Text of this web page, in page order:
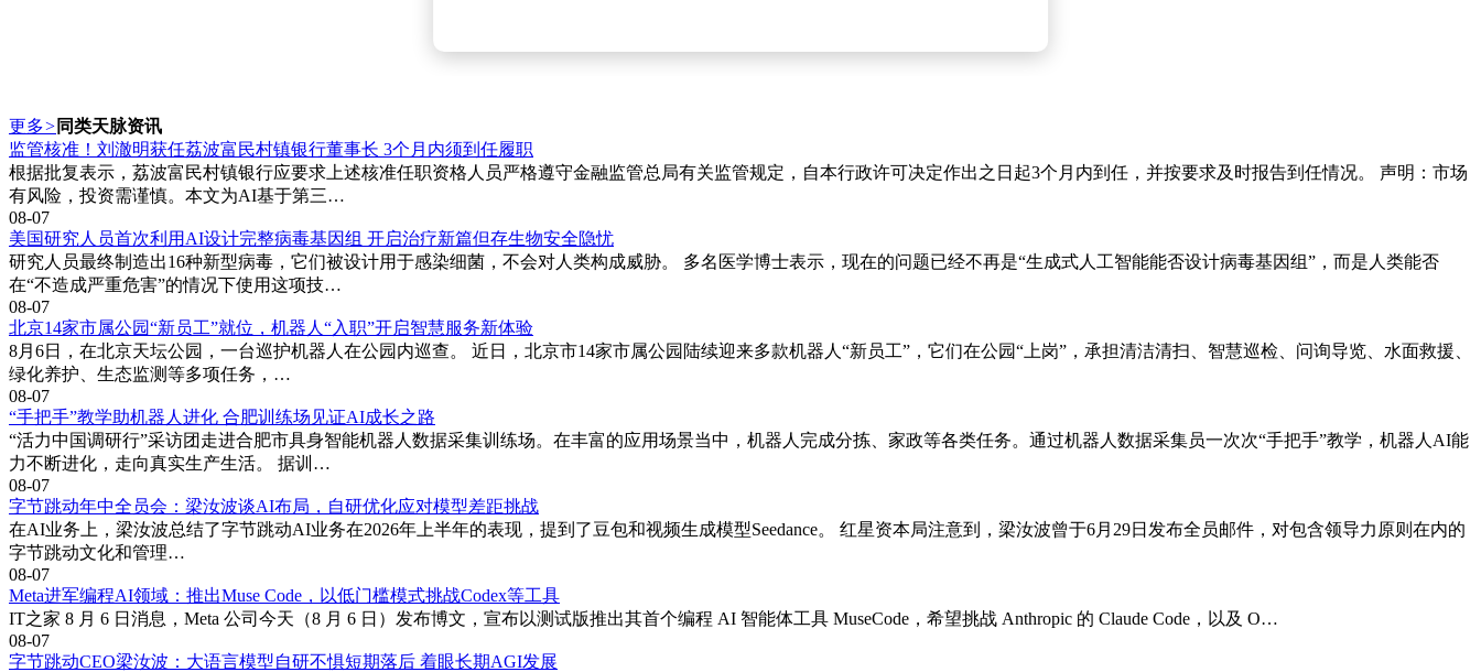
更多> 同类天脉资讯
监管核准！刘澈明获任荔波富民村镇银行董事长 3个月内须到任履职
根据批复表示，荔波富民村镇银行应要求上述核准任职资格人员严格遵守金融监管总局有关监管规定，自本行政许可决定作出之日起3个月内到任，并按要求及时报告到任情况。 声明：市场
有风险，投资需谨慎。本文为AI基于第三…
08-07
美国研究人员首次利用AI设计完整病毒基因组 开启治疗新篇但存生物安全隐忧
研究人员最终制造出16种新型病毒，它们被设计用于感染细菌，不会对人类构成威胁。 多名医学博士表示，现在的问题已经不再是“生成式人工智能能否设计病毒基因组”，而是人类能否
在“不造成严重危害”的情况下使用这项技…
08-07
北京14家市属公园“新员工”就位，机器人“入职”开启智慧服务新体验
8月6日，在北京天坛公园，一台巡护机器人在公园内巡查。 近日，北京市14家市属公园陆续迎来多款机器人“新员工”，它们在公园“上岗”，承担清洁清扫、智慧巡检、问询导览、水面救援、
绿化养护、生态监测等多项任务，…
08-07
“手把手”教学助机器人进化 合肥训练场见证AI成长之路
“活力中国调研行”采访团走进合肥市具身智能机器人数据采集训练场。在丰富的应用场景当中，机器人完成分拣、家政等各类任务。通过机器人数据采集员一次次“手把手”教学，机器人AI能
力不断进化，走向真实生产生活。 据训…
08-07
字节跳动年中全员会：梁汝波谈AI布局，自研优化应对模型差距挑战
在AI业务上，梁汝波总结了字节跳动AI业务在2026年上半年的表现，提到了豆包和视频生成模型Seedance。 红星资本局注意到，梁汝波曾于6月29日发布全员邮件，对包含领导力原则在内的
字节跳动文化和管理…
08-07
Meta进军编程AI领域：推出Muse Code，以低门槛模式挑战Codex等工具
IT之家 8 月 6 日消息，Meta 公司今天（8 月 6 日）发布博文，宣布以测试版推出其首个编程 AI 智能体工具 MuseCode，希望挑战 Anthropic 的 Claude Code，以及 O…
08-07
字节跳动CEO梁汝波：大语言模型自研不惧短期落后 着眼长期AGI发展